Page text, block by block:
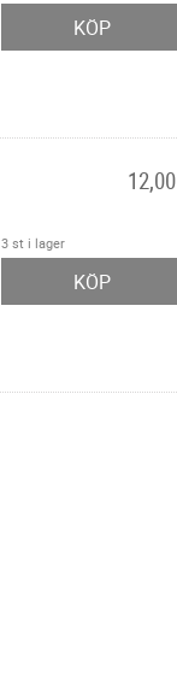
KÖP
12,00
3 st i lager
KÖP